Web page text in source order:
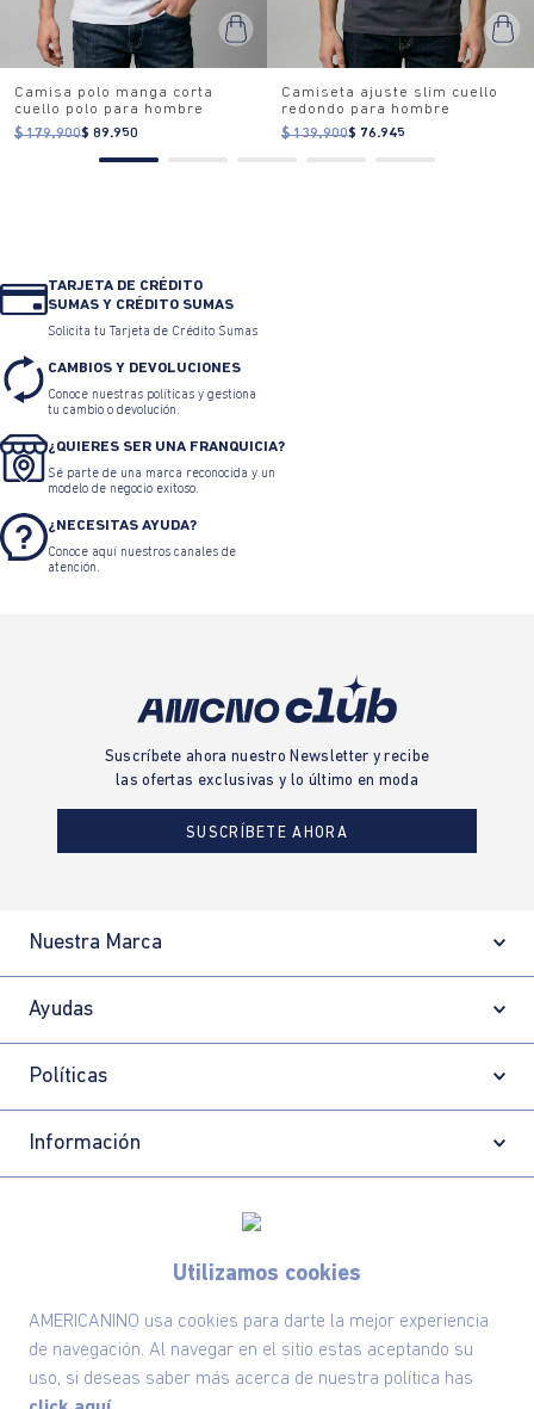
Utilizamos cookies
AMERICANINO usa cookies para darte la mejor experiencia
de navegación. Al navegar en el sitio estas aceptando su
uso, si deseas saber más acerca de nuestra política has
Camisa polo manga corta
cuello polo para hombre
$ 179.900$ 89.950
Camiseta ajuste slim cuello
redondo para hombre
$ 139.900$ 76.945
TARJETA DE CRÉDITO
SUMAS Y CRÉDITO SUMAS
Solicita tu Tarjeta de Crédito Sumas
CAMBIOS Y DEVOLUCIONES
Conoce nuestras políticas y gestiona
tu cambio o devolución.
¿QUIERES SER UNA FRANQUICIA?
Sé parte de una marca reconocida y un
modelo de negocio exitoso.
¿NECESITAS AYUDA?
Conoce aquí nuestros canales de
atención.
Suscríbete ahora nuestro Newsletter y recibe
las ofertas exclusivas y lo último en moda
SUSCRÍBETE AHORA
Nuestra Marca
Ayudas
Políticas
Información